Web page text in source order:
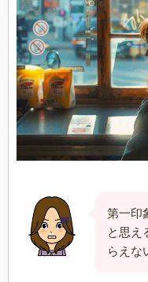
第一印
と思え
らえな